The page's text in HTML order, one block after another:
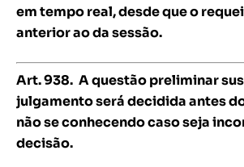
em tempo real, desde que o
anterior ao da sessão.
Art. 938. A questão preliminar
julgamento será decidida antes
não se conhecendo caso seja
decisão.